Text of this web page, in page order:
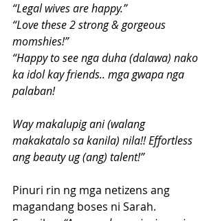
“Legal wives are happy.”
“Love these 2 strong & gorgeous
momshies!”
“Happy to see nga duha (dalawa) nako
ka idol kay friends.. mga gwapa nga
palaban!
Way makalupig ani (walang
makakatalo sa kanila) nila!! Effortless
ang beauty ug (ang) talent!”
Pinuri rin ng mga netizens ang
magandang boses ni Sarah.